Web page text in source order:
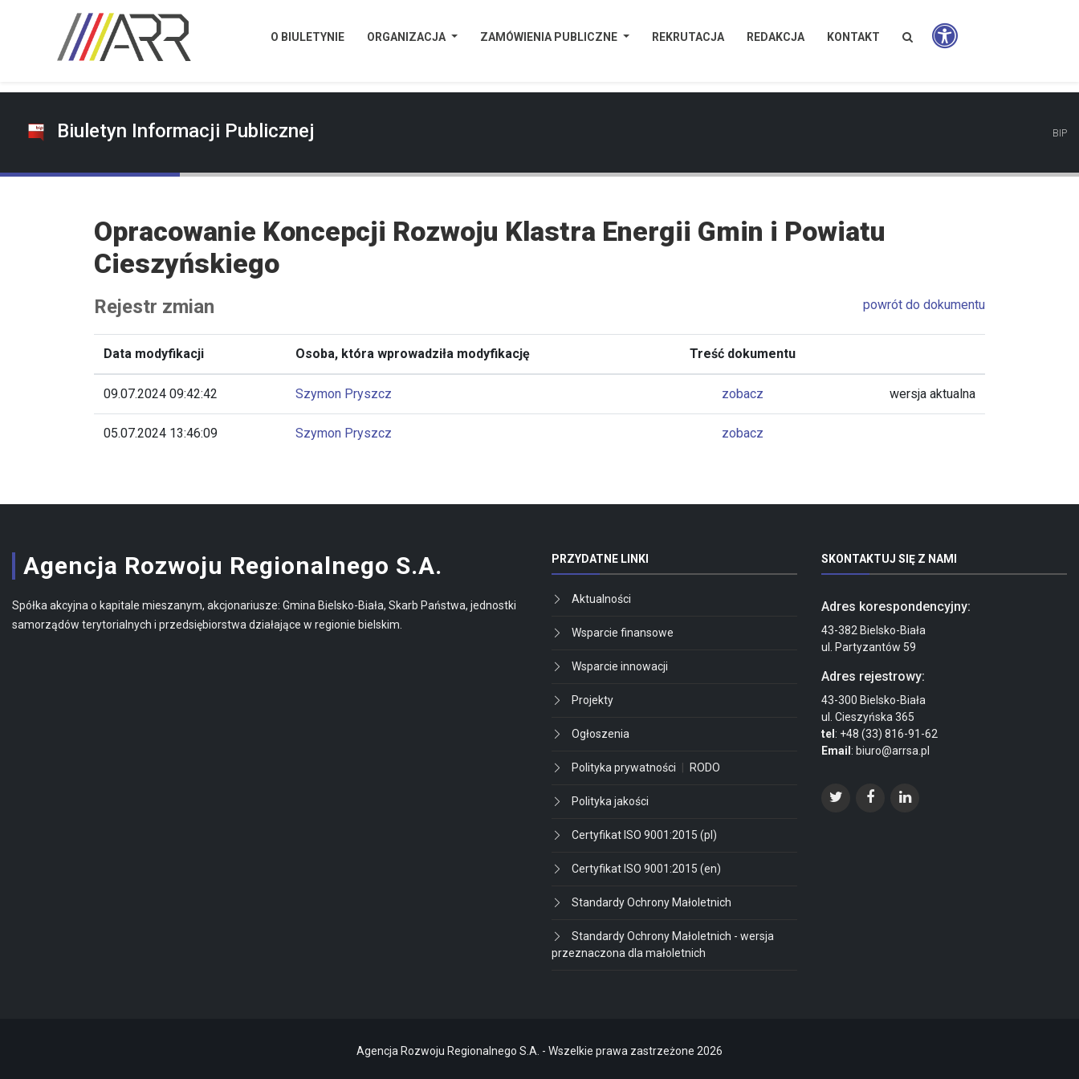
O BIULETYNIE ORGANIZACJA ZAMÓWIENIA PUBLICZNE REKRUTACJA REDAKCJA KONTAKT
Biuletyn Informacji Publicznej BIP
Opracowanie Koncepcji Rozwoju Klastra Energii Gmin i Powiatu
Cieszyńskiego
Rejestr zmian powrót do dokumentu
Data modyfikacji Osoba, która wprowadziła modyfikację Treść dokumentu
09.07.2024 09:42:42 Szymon Pryszcz zobacz wersja aktualna
05.07.2024 13:46:09 Szymon Pryszcz zobacz
Agencja Rozwoju Regionalnego S.A.
Spółka akcyjna o kapitale mieszanym, akcjonariusze: Gmina Bielsko-Biała, Skarb Państwa, jednostki
samorządów terytorialnych i przedsiębiorstwa działające w regionie bielskim.
PRZYDATNE LINKI
Aktualności
Wsparcie finansowe
Wsparcie innowacji
Projekty
Ogłoszenia
Polityka prywatności RODO
Polityka jakości
Certyfikat ISO 9001:2015 (pl)
Certyfikat ISO 9001:2015 (en)
Standardy Ochrony Małoletnich
Standardy Ochrony Małoletnich - wersja
przeznaczona dla małoletnich
SKONTAKTUJ SIĘ Z NAMI
Adres korespondencyjny:
43-382 Bielsko-Biała
ul. Partyzantów 59
Adres rejestrowy:
43-300 Bielsko-Biała
ul. Cieszyńska 365
tel : +48 (33) 816-91-62
Email : biuro@arrsa.pl
Agencja Rozwoju Regionalnego S.A. - Wszelkie prawa zastrzeżone 2026